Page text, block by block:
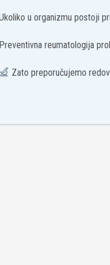
u organizmu postoji
Preventivna reumatologija
Zato preporučujemo